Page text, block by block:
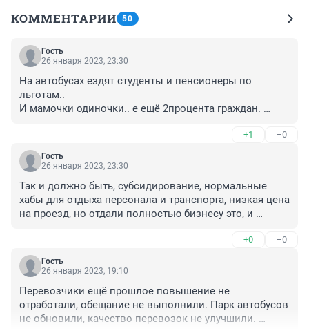
КОММЕНТАРИИ 50
Гость
26 января 2023, 23:30
На автобусах ездят студенты и пенсионеры по
льготам..
И мамочки одиночки.. е ещё 2процента граждан.
А перевозчики готовы с бабулек взять в три дорого..
а студентов вообще по возможности высадить..
автобусы грязные.. сиденья рваные..
+1 –0
Гость
26 января 2023, 23:30
Так и должно быть, субсидирование, нормальные
хабы для отдыха персонала и транспорта, низкая цена
на проезд, но отдали полностью бизнесу это, и
помощью людей, ведь платят не они, зато имеем
самые большие надписи, флагштоки, кресты.
+0 –0
Гость
26 января 2023, 19:10
Перевозчики ещё прошлое повышение не
отработали, обещание не выполнили. Парк автобусов
не обновили, качество перевозок не улучшили.